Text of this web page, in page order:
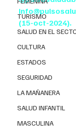
TURISMO
SALUD EN EL
CULTURA
ESTADOS
SEGURIDAD
LA MAÑANERA
SALUD INFANTIL
MASCULINA
(15-oct-2024).